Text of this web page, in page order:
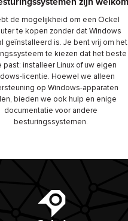
zijn welkom
de mogelijkheid om een ​​Ockel
te kopen zonder dat Windows
geïnstalleerd is. Je bent vrij om het
te kiezen dat het beste
past: installeer Linux of uw eigen
licentie. Hoewel we alleen
op Windows-apparaten
bieden we ook hulp en enige
documentatie voor andere
besturingssystemen.